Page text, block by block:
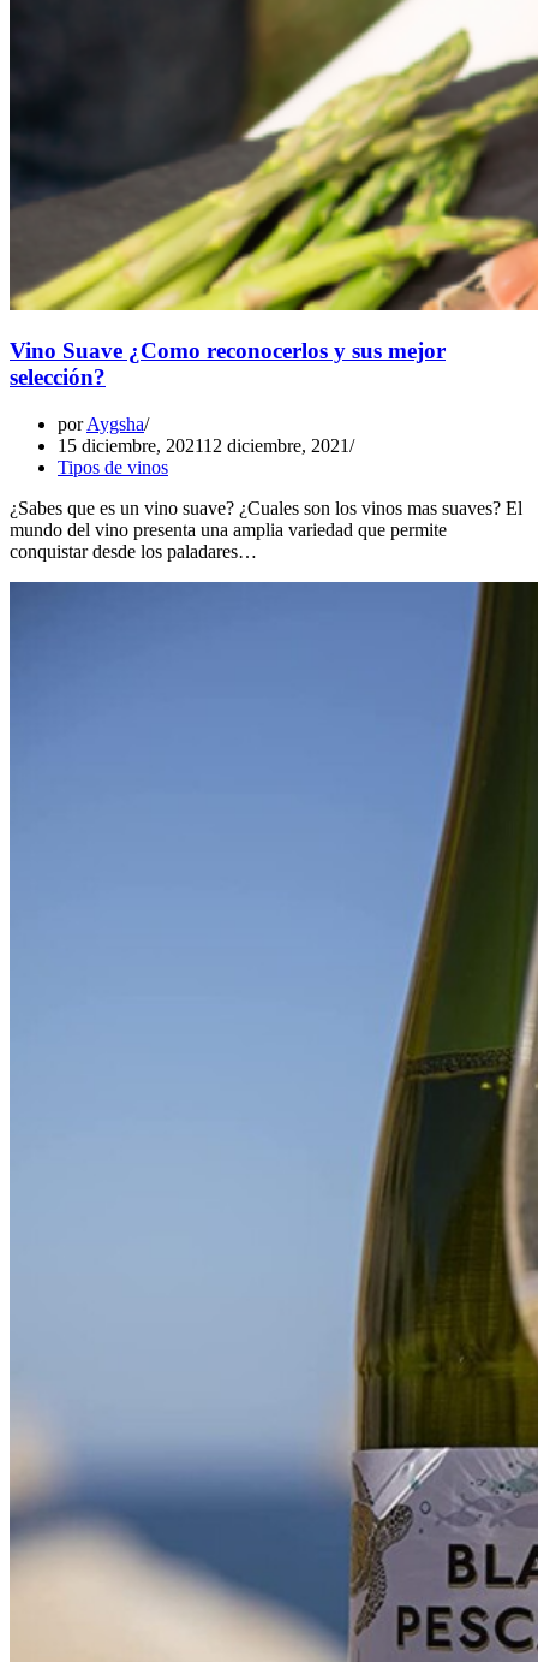
Vino Suave ¿Como reconocerlos y sus mejor
selección?
porAygsha
15 diciembre, 202112 diciembre, 2021
Tipos de vinos
¿Sabes que es un vino suave? ¿Cuales son los vinos mas suaves? El
mundo del vino presenta una amplia variedad que permite
conquistar desde los paladares…